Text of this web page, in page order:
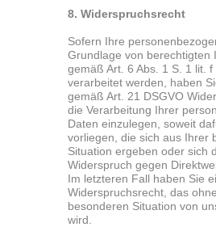
8. Widerspruchsrecht
Sofern Ihre
Grundlage von berechtigten
gemäß Art. 6 Abs. 1 S. 1 lit. f
verarbeitet werden, haben
gemäß Art. 21 DSGVO
die Verarbeitung Ihrer
Daten einzulegen, soweit
vorliegen, die sich aus Ihrer
Situation ergeben oder sich
Widerspruch gegen
Im letzteren Fall haben Sie
Widerspruchsrecht, das
besonderen Situation von
wird.